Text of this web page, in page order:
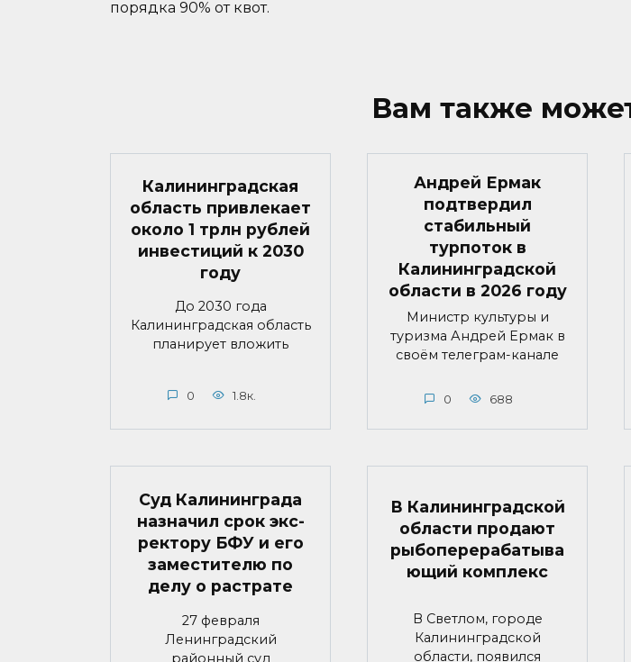
порядка 90% от квот.
Вам также
Калининградская
область привлекает
около 1 трлн рублей
инвестиций к 2030
году
До 2030 года
Калининградская область
планирует вложить
0 1.8к.
Андрей Ермак
подтвердил
стабильный
турпоток в
Калининградской
области в 2026 году
Министр культуры и
туризма Андрей Ермак в
своём телеграм-канале
0 688
Суд Калининграда
назначил срок экс-
ректору БФУ и его
заместителю по
делу о растрате
27 февраля
Ленинградский
районный суд
В Калининградской
области продают
рыбоперерабатыва
ющий комплекс
В Светлом, городе
Калининградской
области, появился